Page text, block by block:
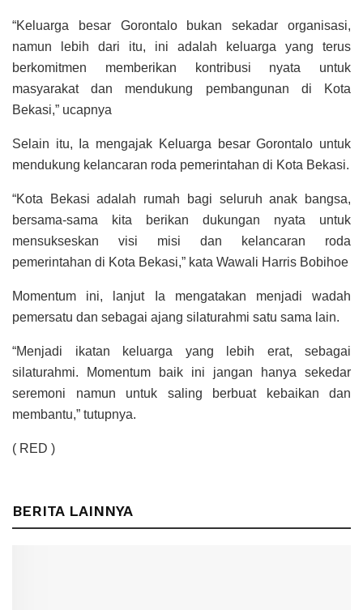
“Keluarga besar Gorontalo bukan sekadar organisasi,
namun lebih dari itu, ini adalah keluarga yang terus
berkomitmen memberikan kontribusi nyata untuk
masyarakat dan mendukung pembangunan di Kota
Bekasi,” ucapnya
Selain itu, Ia mengajak Keluarga besar Gorontalo untuk
mendukung kelancaran roda pemerintahan di Kota Bekasi.
“Kota Bekasi adalah rumah bagi seluruh anak bangsa,
bersama-sama kita berikan dukungan nyata untuk
mensukseskan visi misi dan kelancaran roda
pemerintahan di Kota Bekasi,” kata Wawali Harris Bobihoe
Momentum ini, lanjut Ia mengatakan menjadi wadah
pemersatu dan sebagai ajang silaturahmi satu sama lain.
“Menjadi ikatan keluarga yang lebih erat, sebagai
silaturahmi. Momentum baik ini jangan hanya sekedar
seremoni namun untuk saling berbuat kebaikan dan
membantu,” tutupnya.
( RED )
BERITA LAINNYA